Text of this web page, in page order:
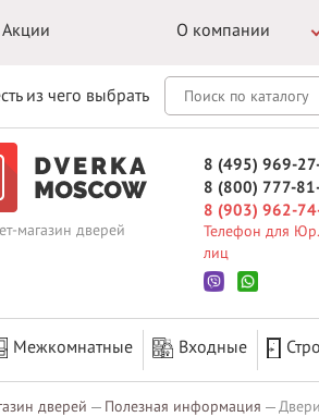
Акции О компании
из чего выбрать
магазин дверей
8 (495) 969-
8 (800) 777-
8 (903) 962-
Телефон для Юр.
лиц
Межкомнатные Входные
дверей Полезная информация